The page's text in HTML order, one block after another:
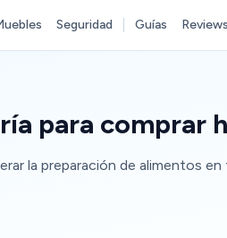
Seguridad Guías Reviews
para comprar
la preparación de alimentos